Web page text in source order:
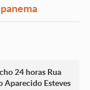
24 horas Rua
Aparecido Esteves